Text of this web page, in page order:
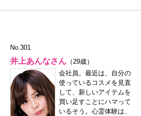
No.301
井上あんなさん（29歳）
会社員。最近は、自分の
使っているコスメを見直
して、新しいアイテムを
買い足すことにハマって
いるそう。心霊体験は、